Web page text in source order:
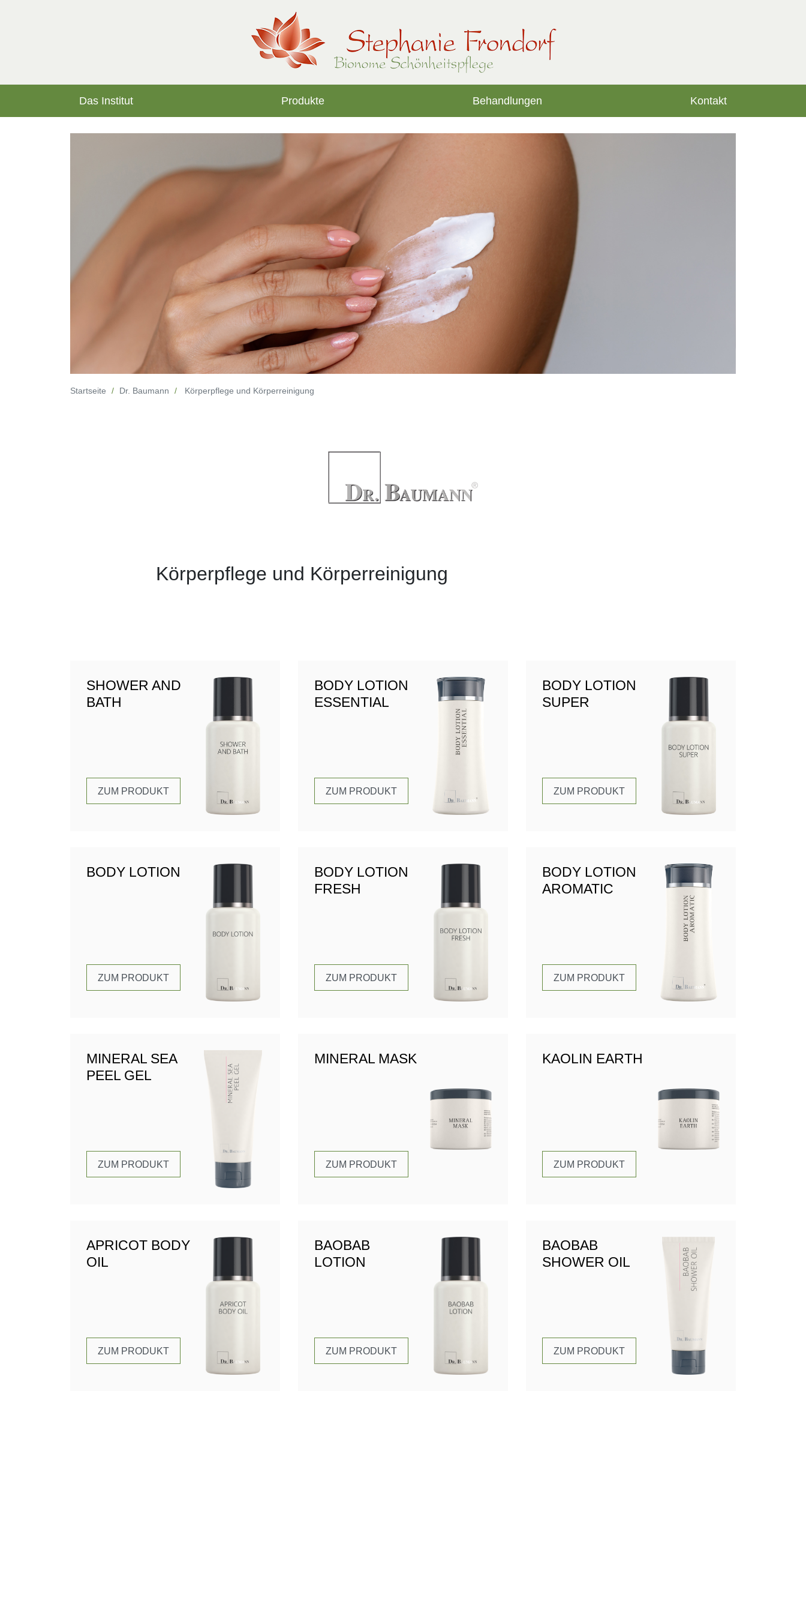
Das Institut Produkte Behandlungen Kontakt
Startseite Dr. Baumann Körperpflege und Körperreinigung
Körperpflege und Körperreinigung
SHOWER AND
BATH
ZUM PRODUKT
BODY LOTION
ESSENTIAL
ZUM PRODUKT
BODY LOTION
SUPER
ZUM PRODUKT
BODY LOTION
ZUM PRODUKT
BODY LOTION
FRESH
ZUM PRODUKT
BODY LOTION
AROMATIC
ZUM PRODUKT
MINERAL SEA
PEEL GEL
ZUM PRODUKT
MINERAL MASK
ZUM PRODUKT
KAOLIN EARTH
ZUM PRODUKT
APRICOT BODY
OIL
ZUM PRODUKT
BAOBAB
LOTION
ZUM PRODUKT
BAOBAB
SHOWER OIL
ZUM PRODUKT